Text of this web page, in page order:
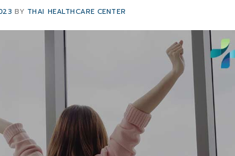
BY THAI HEALTHCARE CENTER